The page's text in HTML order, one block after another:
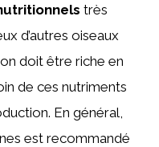
très
d’autres oiseaux
doit être riche en
de ces nutriments
En général,
est recommandé